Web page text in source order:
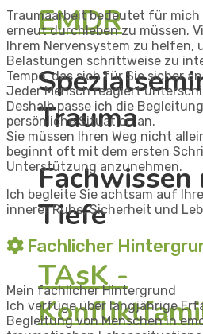
EMDR
Trauma
Fachwissen
Tiefe
TAsK -
Traumaarbeit bedeutet für
erneut durchleben zu müssen.
Ihrem Nervensystem zu helfen,
Belastungen schrittweise zu
Tempo, das sich für Sie sicher
Jeder Mensch reagiert
Deshalb passe ich die
persönliche Situation an.
Sie müssen Ihren Weg nicht
beginnt oft mit dem ersten
Unterstützung anzunehmen.
Ich begleite Sie achtsam auf
innerer Ruhe, Sicherheit und
Fachlicher
Mein fachlicher Hintergrund
Ich verfüge über langjährige
Begleitung von Menschen in